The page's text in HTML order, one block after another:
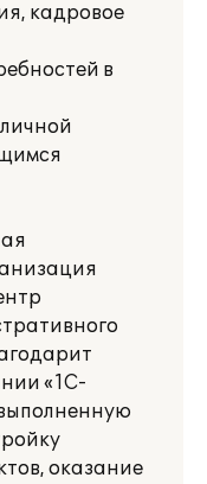
кадровое
в
«1С-
оказание